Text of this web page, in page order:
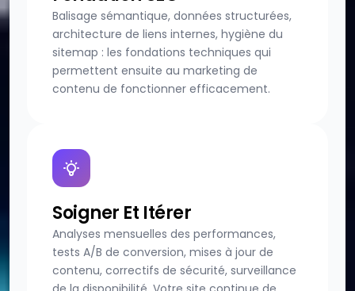
Balisage sémantique, données structurées,
architecture de liens internes, hygiène du
sitemap : les fondations techniques qui
permettent ensuite au marketing de
contenu de fonctionner efficacement.
Soigner Et Itérer
Analyses mensuelles des performances,
tests A/B de conversion, mises à jour de
contenu, correctifs de sécurité, surveillance